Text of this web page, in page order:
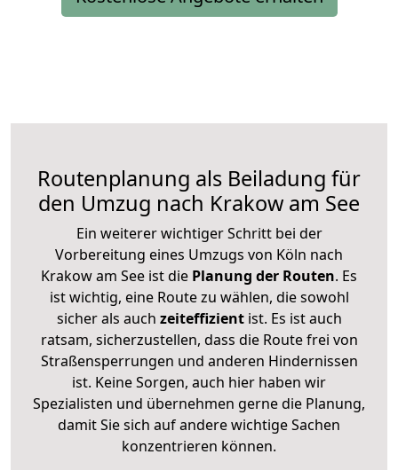
Routenplanung als Beiladung für
den Umzug nach Krakow am See
Ein weiterer wichtiger Schritt bei der
Vorbereitung eines Umzugs von Köln nach
Krakow am See ist die Planung der Routen. Es
ist wichtig, eine Route zu wählen, die sowohl
sicher als auch zeiteffizientist. Es ist auch
ratsam, sicherzustellen, dass die Route frei von
Straßensperrungen und anderen Hindernissen
ist. Keine Sorgen, auch hier haben wir
Spezialisten und übernehmen gerne die Planung,
damit Sie sich auf andere wichtige Sachen
konzentrieren können.